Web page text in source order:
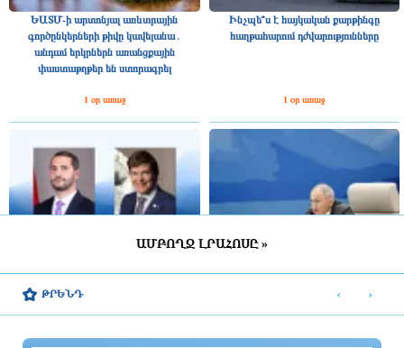
ԵԱՏՄ-ի արտոնյալ առևտրային
գործընկերների թիվը կավելանա․
անդամ երկրներն առանցքային
փաստաթղթեր են ստորագրել
1 օր առաջ
Ինչպե՞ս է հայկական քարթինգը
հաղթահարում դժվարությունները
1 օր առաջ
ՀՀ ԱԺ նախագահի պաշտոնում
ընտրվելու կապակցությամբ
ԱՄԲՈՂՋ ԼՐԱՀՈՍԸ »
ԹՐԵՆԴ ‹ ›